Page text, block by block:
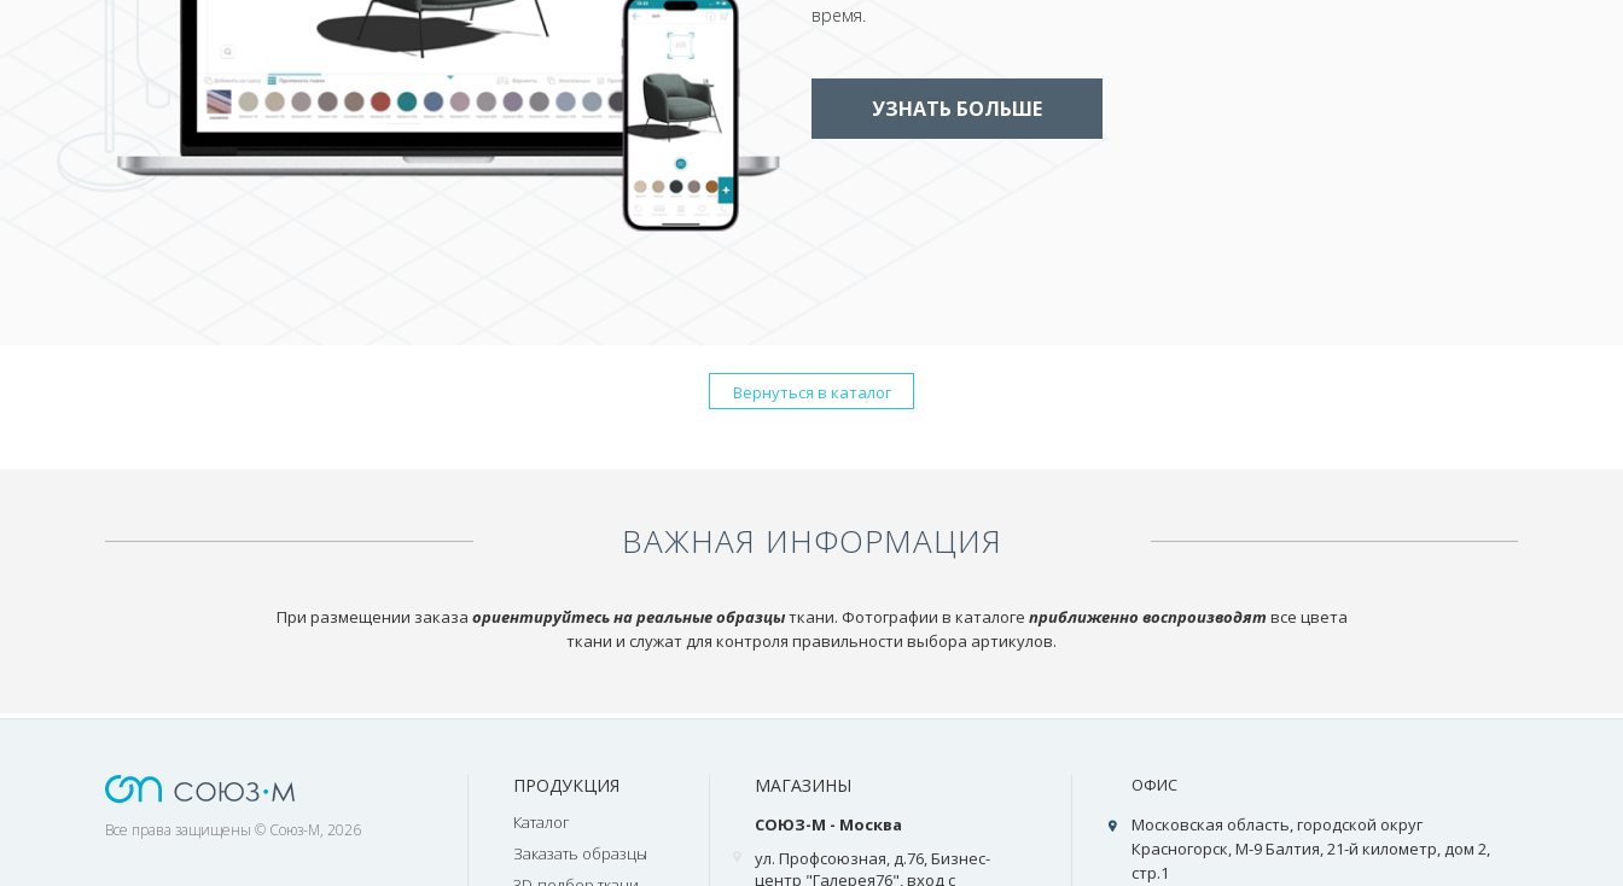
время.
УЗНАТЬ БОЛЬШЕ
Вернуться в каталог
ВАЖНАЯ ИНФОРМАЦИЯ
При размещении заказа ориентируйтесь на реальные образцыткани. Фотографии в каталоге приближенно воспроизводят все цвета
ткани и служат для контроля правильности выбора артикулов.
Все права защищены © Союз-М, 2026
ПРОДУКЦИЯ
Каталог
Заказать образцы
МАГАЗИНЫ
СОЮЗ-М - Москва
ул. Профсоюзная, д.76, Бизнес-
центр "Галерея76", вход с
ОФИС
Московская область, городской округ
Красногорск, М-9 Балтия, 21-й километр, дом 2,
стр.1